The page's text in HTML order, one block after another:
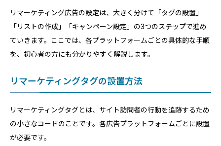
リマーケティング広告の設定は、大きく分けて「タグの設置」
「リストの作成」「キャンペーン設定」の3つのステップで進め
ていきます。ここでは、各プラットフォームごとの具体的な手順
を、初心者の方にも分かりやすく解説します。
リマーケティングタグの設置方法
リマーケティングタグとは、サイト訪問者の行動を追跡するため
の小さなコードのことです。各広告プラットフォームごとに設置
が必要です。